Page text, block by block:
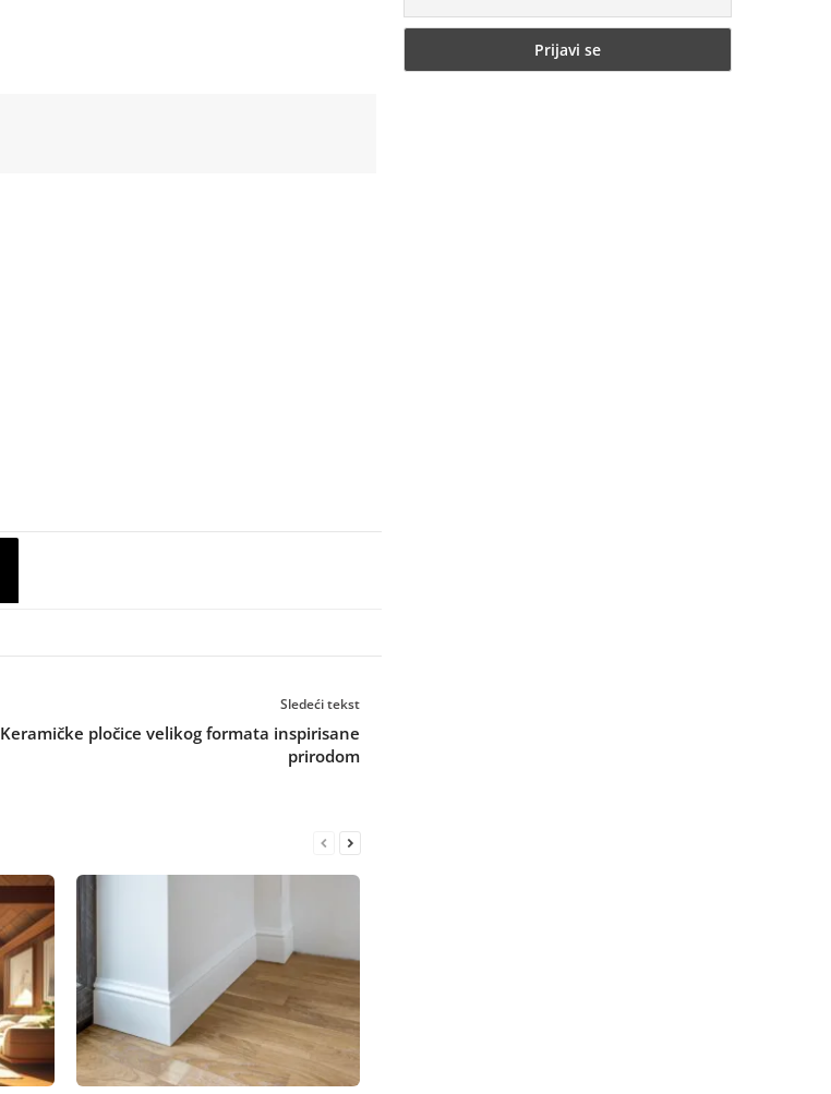
Sledeći tekst
Keramičke pločice velikog formata inspirisane
prirodom